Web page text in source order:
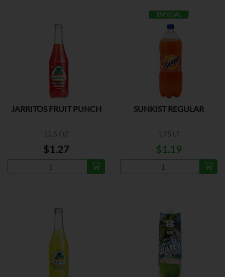
JARRITOS FRUIT PUNCH
12.5 OZ
$1.27
ESPECIAL
SUNKIST REGULAR
1.75 LT
$1.19